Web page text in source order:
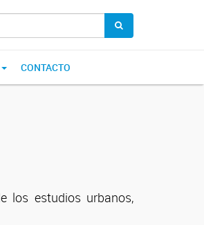
CONTACTO
los estudios urbanos,